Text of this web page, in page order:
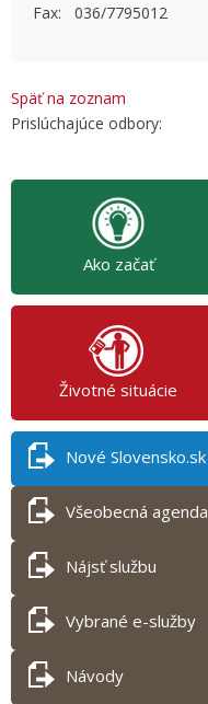
Fax: 036/7795012
Späť na zoznam
Prislúchajúce odbory:
Ako začať
Životné situácie
Nové Slovensko.sk
Všeobecná agenda
Nájsť službu
Vybrané e-služby
Návody